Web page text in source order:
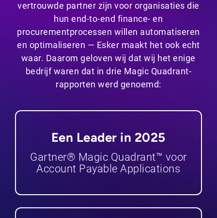
vertrouwde partner zijn voor organisaties die
hun end-to-end finance- en
procurementprocessen willen automatiseren
en optimaliseren — Esker maakt het ook echt
waar. Daarom geloven wij dat wij het enige
bedrijf waren dat in drie Magic Quadrant-
rapporten werd genoemd:
Een Leader in 2025
Gartner® Magic Quadrant™ voor
Account Payable Applications